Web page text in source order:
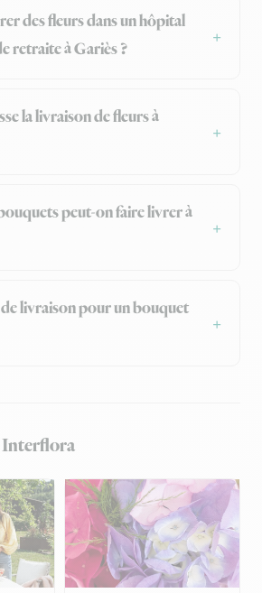
des fleurs dans un hôpital
retraite à Gariès ?
la livraison de fleurs à
peut-on faire livrer à
livraison pour un bouquet